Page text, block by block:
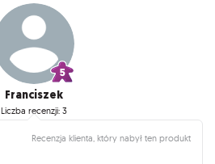
Franciszek
Liczba recenzji: 3
Recenzja klienta, który nabył ten produkt